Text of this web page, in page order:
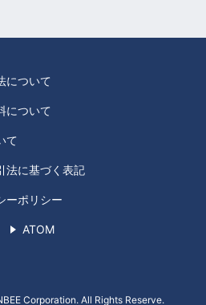
について
について
て
法に基づく表記
ーポリシー
ATOM
Corporation. All Rights Reserve.